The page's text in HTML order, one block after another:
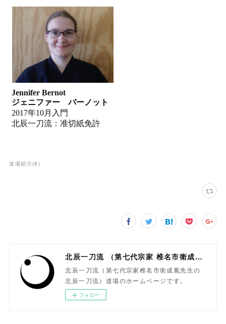
道場紹介(8 )
北辰一刀流 （第七代宗家 椎名市衛成胤）
北辰一刀流（第七代宗家椎名市衛成胤先生の
北辰一刀流）道場のホームページです。
フォロー